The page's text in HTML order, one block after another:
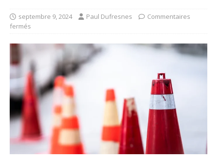
septembre 9, 2024 Paul Dufresnes
Commentaires
fermés